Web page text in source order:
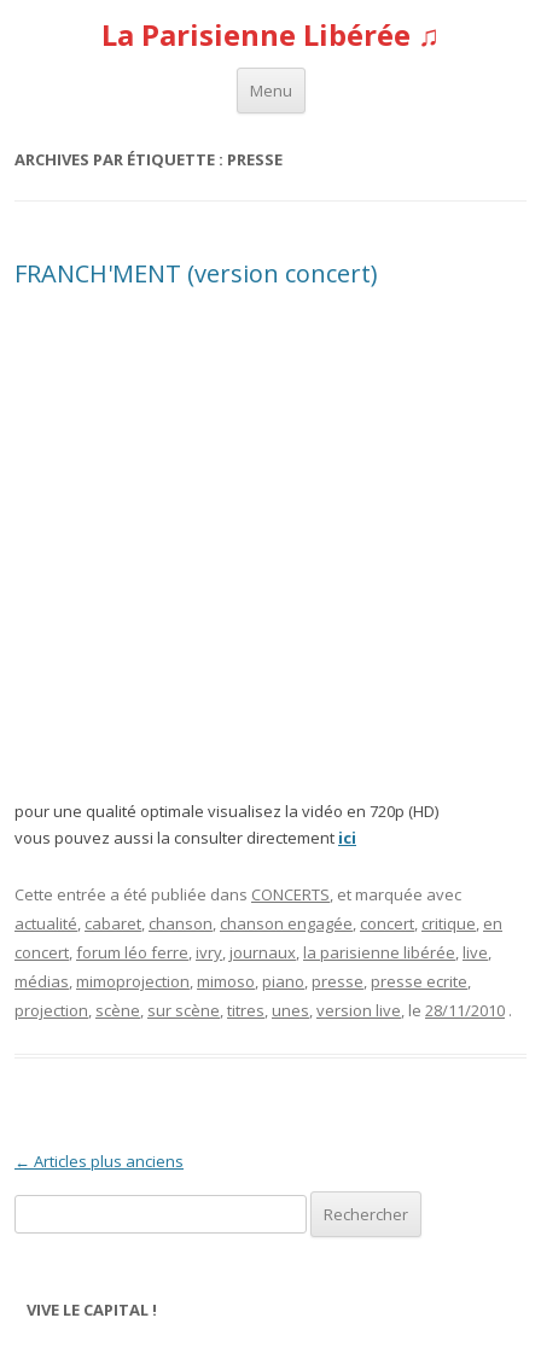
La Parisienne Libérée ♫
Menu
Aller au contenu
ARCHIVES PAR ÉTIQUETTE : PRESSE
FRANCH'MENT (version concert)
pour une qualité optimale visualisez la vidéo en 720p (HD)
vous pouvez aussi la consulter directement ici
Cette entrée a été publiée dans CONCERTS, et marquée avec
actualité, cabaret, chanson, chanson engagée, concert, critique, en
concert,forum léo ferre, ivry, journaux, la parisienne libérée, live,
médias, mimoprojection, mimoso, piano, presse, presse ecrite,
projection, scène, sur scène,titres, unes,version live, le 28/11/2010 .
Navigation des articles
← Articles plus anciens
VIVE LE CAPITAL !